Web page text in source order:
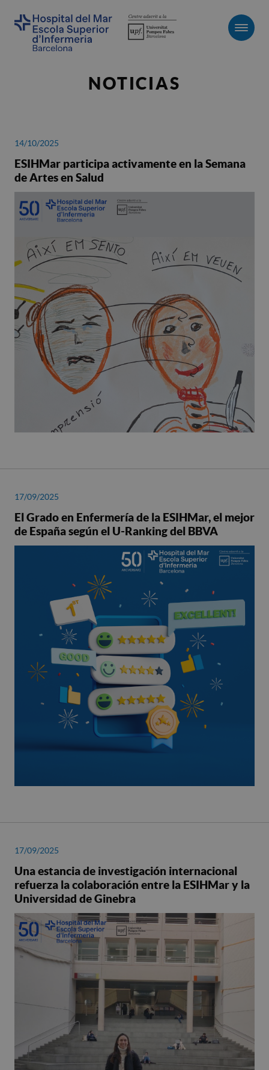
NOTICIAS
14/10/2025
ESIHMar participa activamente en la Semana
de Artes en Salud
17/09/2025
El Grado en Enfermería de la ESIHMar, el mejor
de España según el U-Ranking del BBVA
17/09/2025
Una estancia de investigación internacional
refuerza la colaboración entre la ESIHMar y la
Universidad de Ginebra